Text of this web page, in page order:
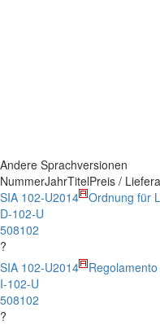
Andere Sprachversionen
NummerJahrTitelPreis /
SIA 102-U
D-102-U
508102
?
2014 Ordnung für
SIA 102-U
I-102-U
508102
?
2014